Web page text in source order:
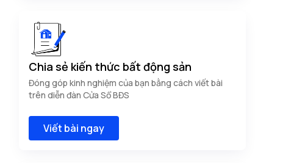
Chia sẻ kiến thức bất động sản
Đóng góp kinh nghiệm của bạn bằng cách viết bài
trên diễn đàn Cửa Sổ BĐS
Viết bài ngay